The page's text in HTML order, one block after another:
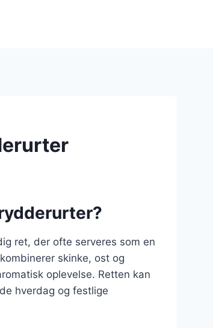
ret, der ofte serveres som en
skinke, ost og
oplevelse. Retten kan
hverdag og festlige